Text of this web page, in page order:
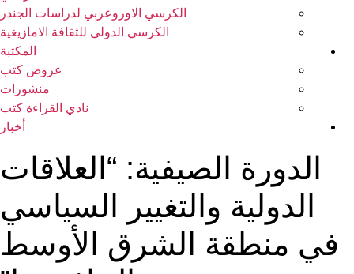
الكرسي الاوروعربي لدراسات الجندر
الكرسي الدولي للثقافة الامازيغية
المكتبة
عروض كتب
منشورات
نادي القراءة كتب
أخبار
الدورة الصيفية: “العلاقات
الدولية والتغيير السياسي
في منطقة الشرق الأوسط